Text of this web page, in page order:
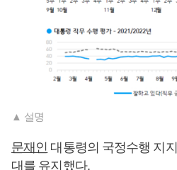
▲ 설명
문재인 대통령의 국정수행 지
대를 유지했다.